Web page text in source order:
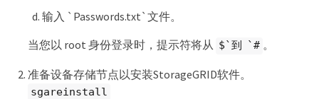
输入 `Passwords.txt`文件。
当您以 root 身份登录时，提示符将从 $`到 `# 。
准备设备存储节点以安装StorageGRID软件。
sgareinstall